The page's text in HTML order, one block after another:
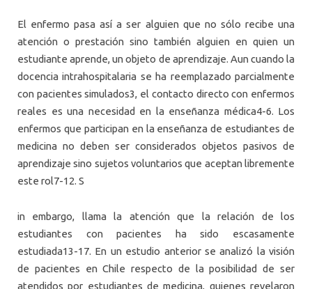
El enfermo pasa así a ser alguien que no sólo recibe una
atención o prestación sino también alguien en quien un
estudiante aprende, un objeto de aprendizaje. Aun cuando la
docencia intrahospitalaria se ha reemplazado parcialmente
con pacientes simulados3, el contacto directo con enfermos
reales es una necesidad en la enseñanza médica4-6. Los
enfermos que participan en la enseñanza de estudiantes de
medicina no deben ser considerados objetos pasivos de
aprendizaje sino sujetos voluntarios que aceptan libremente
este rol7-12. S
in embargo, llama la atención que la relación de los
estudiantes con pacientes ha sido escasamente
estudiada13-17. En un estudio anterior se analizó la visión
de pacientes en Chile respecto de la posibilidad de ser
atendidos por estudiantes de medicina, quienes revelaron